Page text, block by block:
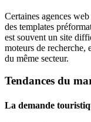
Certaines agences
des templates
est souvent un site
moteurs de recherche,
du même secteur.
Tendances du
La demande